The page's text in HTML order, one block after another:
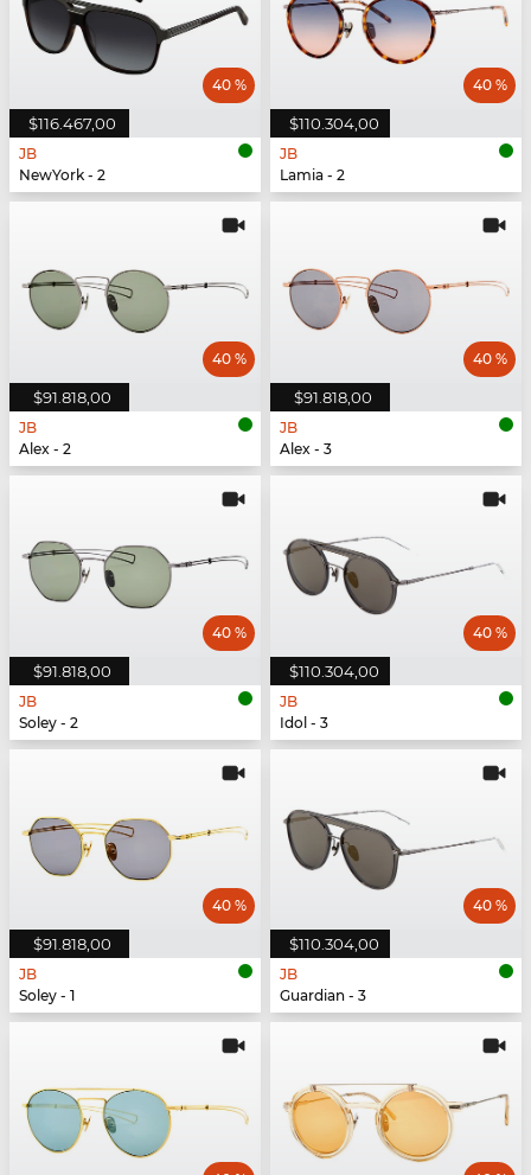
$116.467,00
40 %
JB
NewYork - 2
$110.304,00
40 %
JB
Lamia - 2
$91.818,00
40 %
JB
Alex - 2
$91.818,00
40 %
JB
Alex - 3
$91.818,00
40 %
JB
Soley - 2
$110.304,00
40 %
JB
Idol - 3
$91.818,00
40 %
JB
Soley - 1
$110.304,00
40 %
JB
Guardian - 3